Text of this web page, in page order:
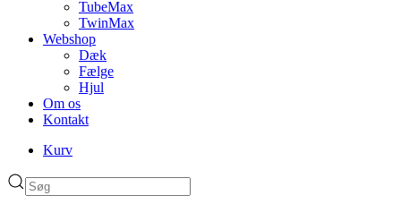
TubeMax
TwinMax
Webshop
Dæk
Fælge
Hjul
Om os
Kontakt
Kurv